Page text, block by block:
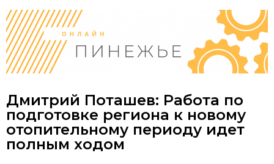
Дмитрий Поташев: Работа по
подготовке региона к новому
отопительному периоду идет
полным ходом